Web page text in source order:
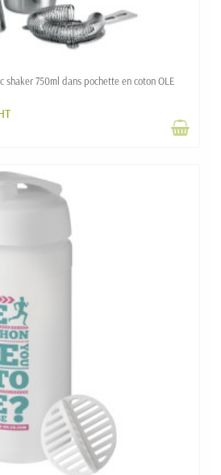
shaker 750ml dans pochette en coton OLE